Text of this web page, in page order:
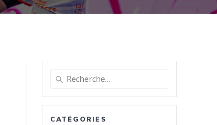
Recherche
:
CATÉGORIES